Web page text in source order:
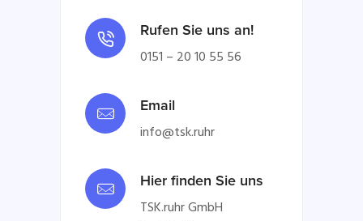
Rufen Sie uns an!
0151 – 20 10 55 56
Email
info@tsk.ruhr
Hier finden Sie uns
TSK.ruhr GmbH